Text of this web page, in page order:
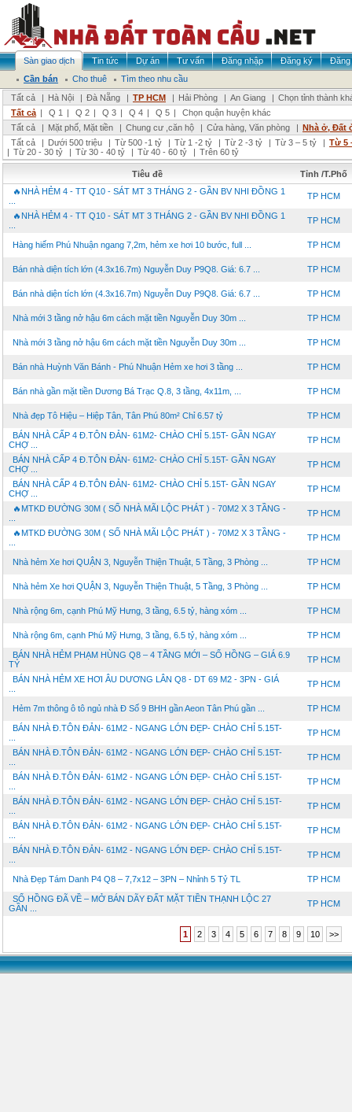
Sàn giao dịch Tin tức Dự án Tư vấn Đăng nhập Đăng ký
Đăng
Cần bán
Cho thuê
Tìm theo nhu cầu
Tất cả
| Hà Nội | Đà Nẵng | TP HCM | Hải Phòng | An Giang | Chọn tỉnh thành
Tất cả | Q 1 | Q 2 | Q 3 | Q 4 | Q 5 |
Chọn quận huyện khác
Tất cả
| Mặt phố, Mặt tiền | Chung cư ,căn hộ | Cửa hàng, Văn phòng | Nhà ở, Đất
Tất cả
| Dưới 500 triệu | Từ 500 -1 tỷ | Từ 1 -2 tỷ | Từ 2 -3 tỷ | Từ 3 – 5 tỷ | Từ 5
| Từ 20 - 30 tỷ | Từ 30 - 40 tỷ | Từ 40 - 60 tỷ | Trên 60 tỷ
Tiêu đề
Tỉnh /T.Phố
🔥NHÀ HẺM 4 - TT Q10 - SÁT MT 3 THÁNG 2 - GẦN BV NHI ĐỒNG 1
TP HCM
🔥NHÀ HẺM 4 - TT Q10 - SÁT MT 3 THÁNG 2 - GẦN BV NHI ĐỒNG 1
TP HCM
Hàng hiếm Phú Nhuận ngang 7,2m, hẻm xe hơi 10 bước, full ... TP HCM
Bán nhà diện tích lớn (4.3x16.7m) Nguyễn Duy P9Q8. Giá: 6.7 ... TP HCM
Bán nhà diện tích lớn (4.3x16.7m) Nguyễn Duy P9Q8. Giá: 6.7 ... TP HCM
Nhà mới 3 tầng nở hậu 6m cách mặt tiền Nguyễn Duy 30m ... TP HCM
Nhà mới 3 tầng nở hậu 6m cách mặt tiền Nguyễn Duy 30m ... TP HCM
Bán nhà Huỳnh Văn Bánh - Phú Nhuận Hẻm xe hơi 3 tầng ... TP HCM
Bán nhà gần mặt tiền Dương Bá Trạc Q.8, 3 tầng, 4x11m, ... TP HCM
Nhà đẹp Tô Hiệu – Hiệp Tân, Tân Phú 80m² Chỉ 6.57 tỷ TP HCM
BÁN NHÀ CẤP 4 Đ.TÔN ĐẢN- 61M2- CHÀO CHỈ 5.15T- GẦN NGAY
CHỢ ...
TP HCM
BÁN NHÀ CẤP 4 Đ.TÔN ĐẢN- 61M2- CHÀO CHỈ 5.15T- GẦN NGAY
CHỢ ...
TP HCM
BÁN NHÀ CẤP 4 Đ.TÔN ĐẢN- 61M2- CHÀO CHỈ 5.15T- GẦN NGAY
CHỢ ...
TP HCM
🔥MTKD ĐƯỜNG 30M ( SỐ NHÀ MÃI LỘC PHÁT ) - 70M2 X 3 TẦNG -
TP HCM
🔥MTKD ĐƯỜNG 30M ( SỐ NHÀ MÃI LỘC PHÁT ) - 70M2 X 3 TẦNG -
TP HCM
Nhà hẻm Xe hơi QUẬN 3, Nguyễn Thiện Thuật, 5 Tầng, 3 Phòng ... TP HCM
Nhà hẻm Xe hơi QUẬN 3, Nguyễn Thiện Thuật, 5 Tầng, 3 Phòng ... TP HCM
Nhà rộng 6m, cạnh Phú Mỹ Hưng, 3 tầng, 6.5 tỷ, hàng xóm ... TP HCM
Nhà rộng 6m, cạnh Phú Mỹ Hưng, 3 tầng, 6.5 tỷ, hàng xóm ... TP HCM
BÁN NHÀ HẺM PHẠM HÙNG Q8 – 4 TẦNG MỚI – SỔ HỒNG – GIÁ 6.9
TỶ
TP HCM
BÁN NHÀ HẺM XE HƠI ÂU DƯƠNG LÂN Q8 - DT 69 M2 - 3PN - GIÁ
TP HCM
Hẻm 7m thông ô tô ngủ nhà Đ Số 9 BHH gần Aeon Tân Phú gần ... TP HCM
BÁN NHÀ Đ.TÔN ĐẢN- 61M2 - NGANG LỚN ĐẸP- CHÀO CHỈ 5.15T-
TP HCM
BÁN NHÀ Đ.TÔN ĐẢN- 61M2 - NGANG LỚN ĐẸP- CHÀO CHỈ 5.15T-
TP HCM
BÁN NHÀ Đ.TÔN ĐẢN- 61M2 - NGANG LỚN ĐẸP- CHÀO CHỈ 5.15T-
TP HCM
BÁN NHÀ Đ.TÔN ĐẢN- 61M2 - NGANG LỚN ĐẸP- CHÀO CHỈ 5.15T-
TP HCM
BÁN NHÀ Đ.TÔN ĐẢN- 61M2 - NGANG LỚN ĐẸP- CHÀO CHỈ 5.15T-
TP HCM
BÁN NHÀ Đ.TÔN ĐẢN- 61M2 - NGANG LỚN ĐẸP- CHÀO CHỈ 5.15T-
TP HCM
Nhà Đẹp Tám Danh P4 Q8 – 7,7x12 – 3PN – Nhỉnh 5 Tỷ TL TP HCM
SỔ HỒNG ĐÃ VỀ – MỞ BÁN DÃY ĐẤT MẶT TIỀN THẠNH LỘC 27
GẦN ...
TP HCM
1 2 3 4 5 6 7 8 9 10 >>